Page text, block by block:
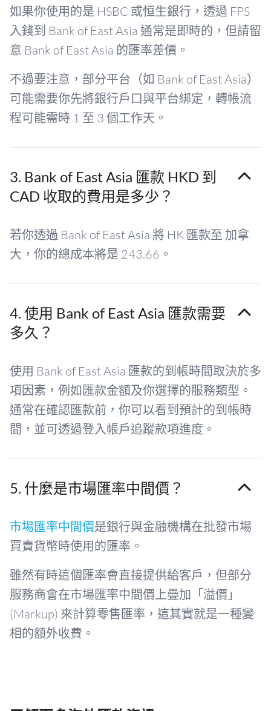
如果你使用的是 HSBC 或恒生銀行，透過 FPS
入錢到 Bank of East Asia 通常是即時的，但請留
意 Bank of East Asia 的匯率差價。
不過要注意，部分平台（如 Bank of East Asia）
可能需要你先將銀行戶口與平台綁定，轉帳流
程可能需時 1 至 3 個工作天。
3. Bank of East Asia 匯款 HKD 到
CAD 收取的費用是多少？
若你透過 Bank of East Asia 將 HK 匯款至 加拿
大，你的總成本將是 243.66。
4. 使用 Bank of East Asia 匯款需要
多久？
使用 Bank of East Asia 匯款的到帳時間取決於多
項因素，例如匯款金額及你選擇的服務類型。
通常在確認匯款前，你可以看到預計的到帳時
間，並可透過登入帳戶追蹤款項進度。
5. 什麼是市場匯率中間價？
市場匯率中間價是銀行與金融機構在批發市場
買賣貨幣時使用的匯率。
雖然有時這個匯率會直接提供給客戶，但部分
服務商會在市場匯率中間價上疊加「溢價」
(Markup) 來計算零售匯率，這其實就是一種變
相的額外收費。